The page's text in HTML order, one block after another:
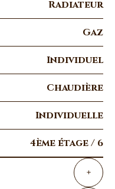
Radiateur
Gaz
Individuel
Chaudière
Individuelle
4ème étage / 6
+